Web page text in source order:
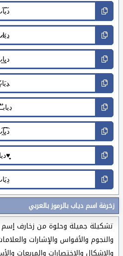
زخرفة اسم دياب بالرموز بالعربي
تشكيلة جميلة وحلوة من زخارف إسم
والنجوم والأقواس والإشارات
والاشكال والاختصارات والمربعات